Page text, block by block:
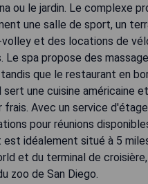
ou le jardin. Le complexe
une salle de sport, un
et des locations de
Le spa propose des
tandis que le restaurant en
sert une cuisine américaine
frais. Avec un service
pour réunions
est idéalement situé à 5
et du terminal de croisière,
zoo de San Diego.